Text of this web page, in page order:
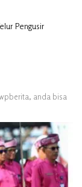
Pengusir
anda bisa